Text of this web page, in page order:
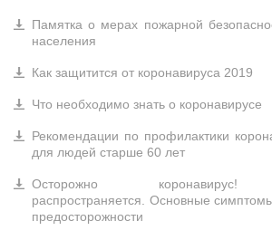
Памятка о мерах пожарной
населения
Как защитится от коронавируса 2019
Что необходимо знать о коронавирусе
Рекомендации по профилактики
для людей старше 60 лет
Осторожно
распространяется. Основные
предосторожности